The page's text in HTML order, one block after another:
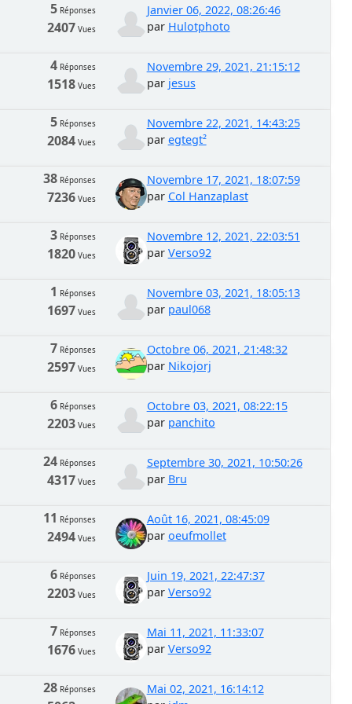
5Réponses
2407 Vues
Janvier 06, 2022, 08:26:46
par Hulotphoto
4Réponses
1518Vues
Novembre 29, 2021, 21:15:12
par jesus
5Réponses
2084Vues
Novembre 22, 2021, 14:43:25
par egtegt²
38Réponses
7236Vues
Novembre 17, 2021, 18:07:59
par Col Hanzaplast
3Réponses
1820Vues
Novembre 12, 2021, 22:03:51
par Verso92
1 Réponses
1697 Vues
Novembre 03, 2021, 18:05:13
par paul068
7 Réponses
2597 Vues
Octobre 06, 2021, 21:48:32
par Nikojorj
6Réponses
2203Vues
Octobre 03, 2021, 08:22:15
par panchito
24Réponses
4317 Vues
Septembre 30, 2021, 10:50:26
par Bru
11 Réponses
2494Vues
Août 16, 2021, 08:45:09
par oeufmollet
6Réponses
2203Vues
Juin 19, 2021, 22:47:37
par Verso92
7 Réponses
1676Vues
Mai 11, 2021, 11:33:07
par Verso92
28Réponses
Mai 02, 2021, 16:14:12